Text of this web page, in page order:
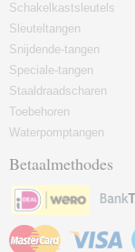
Schakelkastsleutels
Sleuteltangen
Snijdende-tangen
Speciale-tangen
Staaldraadscharen
Toebehoren
Waterpomptangen
Betaalmethodes